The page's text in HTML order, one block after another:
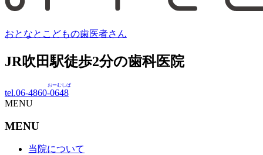
おとなとこどもの歯医者さん
JR吹田駅徒歩2分の歯科医院
tel.06-4860-0648
おーむしば
MENU
MENU
当院について